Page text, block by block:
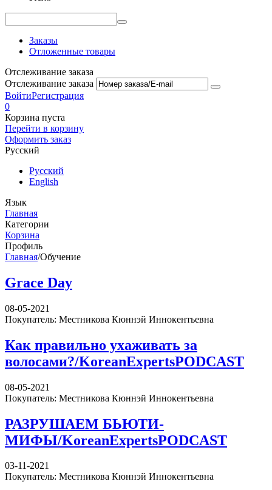
Заказы
Отложенные товары
Отслеживание заказа
Отслеживание заказа
ВойтиРегистрация
0
Корзина пуста
Перейти в корзину
Оформить заказ
Русский
Русский
English
Язык
Главная
Категории
Корзина
Профиль
Главная/Обучение
Grace Day
08-05-2021
Покупатель: Местникова Кюннэй Иннокентьевна
Как правильно ухаживать за
волосами?/KoreanExpertsPODCAST
08-05-2021
Покупатель: Местникова Кюннэй Иннокентьевна
РАЗРУШАЕМ БЬЮТИ-
МИФЫ/KoreanExpertsPODCAST
03-11-2021
Покупатель: Местникова Кюннэй Иннокентьевна